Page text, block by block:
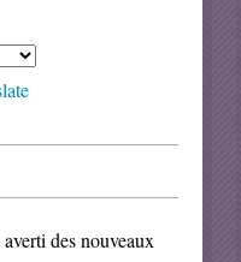
des nouveaux